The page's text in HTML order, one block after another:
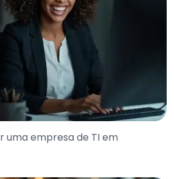
uma empresa de TI em